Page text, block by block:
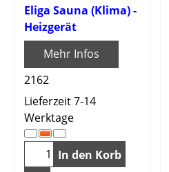
Eliga Sauna (Klima) -
Heizgerät
Mehr Infos
2162
Lieferzeit 7-14
Werktage
In den Korb